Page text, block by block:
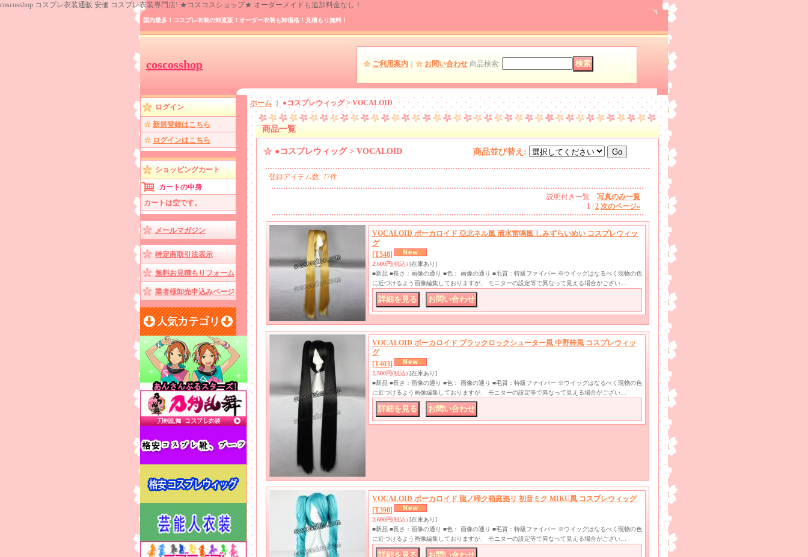
coscosshop コスプレ衣装通販 安価 コスプレ衣装専門店! ★コスコスショップ★ オーダーメイドも追加料金なし！
国内最多！コスプレ衣装の卸直販！オーダー衣装も卸価格！見積もり無料！
coscosshop ご利用案内 お問い合わせ 商品検索:
ログイン
新規登録はこちら
ログインはこちら
ショッピングカート
カートの中身
カートは空です。
メールマガジン
特定商取引法表示
無料お見積もりフォーム
業者様卸売申込みページ
ホーム ｜ ●コスプレウィッグ > VOCALOID
商品一覧
●コスプレウィッグ > VOCALOID 商品並び替え :
登録アイテム数: 77件
説明付き一覧 写真のみ一覧
1 2 次のページ»
VOCALOID ボーカロイド 亞北ネル風 清水雷鳴風 しみずらいめい コスプレウィッ
グ
[T548]
2,600円(税込) [在庫あり]
■新品 ■長さ：画像の通り ■色： 画像の通り ■毛質：特級ファイバー ※ウイッグはなるべく現物の色
に近づけるよう画像編集しておりますが、 モニターの設定等で異なって見える場合がござい…
VOCALOID ボーカロイド ブラックロックシューター風 中野梓風 コスプレウィッ
グ
[T403]
2,500円(税込) [在庫あり]
■新品 ■長さ：画像の通り ■色： 画像の通り ■毛質：特級ファイバー ※ウイッグはなるべく現物の色
に近づけるよう画像編集しておりますが、 モニターの設定等で異なって見える場合がござい…
VOCALOID ボーカロイド 龍ノ啼ク箱庭拠リ 初音ミク MIKU風 コスプレウィッグ
[T390]
2,600円(税込) [在庫あり]
■新品 ■長さ：画像の通り ■色： 画像の通り ■毛質：特級ファイバー ※ウイッグはなるべく現物の色
に近づけるよう画像編集しておりますが、 モニターの設定等で異なって見える場合がござい…